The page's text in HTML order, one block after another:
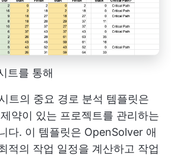
트를 통해
트의 중요 경로 분석 템플릿은
약이 있는 프로젝트를 관리하는
다. 이 템플릿은 OpenSolver 애
적의 작업 일정을 계산하고 작업